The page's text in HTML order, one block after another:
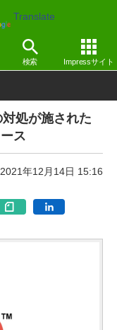
Translate
検索 Impressサイト
処が施された
ス
2021年12月14日 15:16